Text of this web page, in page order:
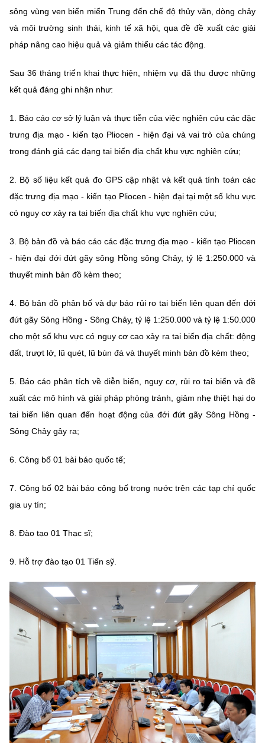
sông vùng ven biển miển Trung đến chế độ thủy văn, dòng chảy
và môi trường sinh thái, kinh tế xã hội, qua đề đề xuất các giải
pháp nâng cao hiệu quả và giảm thiểu các tác động.
Sau 36 tháng triển khai thực hiện, nhiệm vụ đã thu được những
kết quả đáng ghi nhận như:
1. Báo cáo cơ sở lý luận và thực tiễn của việc nghiên cứu các đặc
trưng địa mạo - kiến tạo Pliocen - hiện đại và vai trò của chúng
trong đánh giá các dạng tai biến địa chất khu vực nghiên cứu;
2. Bộ số liệu kết quả đo GPS cập nhật và kết quả tính toán các
đặc trưng địa mạo - kiến tạo Pliocen - hiện đại tại một số khu vực
có nguy cơ xảy ra tai biến địa chất khu vực nghiên cứu;
3. Bộ bản đồ và báo cáo các đặc trưng địa mạo - kiến tạo Pliocen
- hiện đại đới đứt gãy sông Hồng sông Chảy, tỷ lệ 1:250.000 và
thuyết minh bản đồ kèm theo;
4. Bộ bản đồ phân bố và dự báo rủi ro tai biến liên quan đến đới
đứt gãy Sông Hồng - Sông Chảy, tỷ lệ 1:250.000 và tỷ lệ 1:50.000
cho một số khu vực có nguy cơ cao xảy ra tai biến địa chất: động
đất, trượt lở, lũ quét, lũ bùn đá và thuyết minh bản đồ kèm theo;
5. Báo cáo phân tích về diễn biến, nguy cơ, rủi ro tai biến và đề
xuất các mô hình và giải pháp phòng tránh, giảm nhẹ thiệt hại do
tai biến liên quan đến hoạt động của đới đứt gãy Sông Hồng -
Sông Chảy gây ra;
6. Công bố 01 bài báo quốc tế;
7. Công bố 02 bài báo công bố trong nước trên các tạp chí quốc
gia uy tín;
8. Đào tạo 01 Thạc sĩ;
9. Hỗ trợ đào tạo 01 Tiến sỹ.